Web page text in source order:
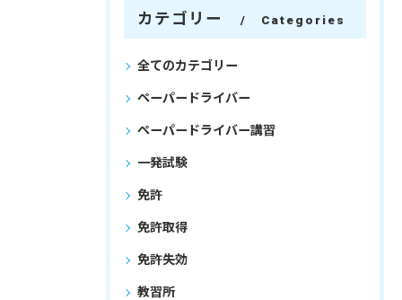
カテゴリー Categories
全てのカテゴリー
ペーパードライバー
ペーパードライバー講習
一発試験
免許
免許取得
免許失効
教習所